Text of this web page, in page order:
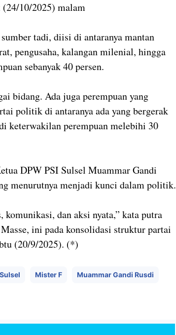
10/2025) malam
tadi, diisi di antaranya mantan
pengusaha, kalangan milenial, hingga
sebanyak 40 persen.
bidang. Ada juga perempuan yang
politik di antaranya ada yang bergerak
keterwakilan perempuan melebihi 30
DPW PSI Sulsel Muammar Gandi
menurutnya menjadi kunci dalam politik.
dan aksi nyata,” kata putra
ini pada konsolidasi struktur partai
(20/9/2025). (*)
Mister F Muammar Gandi Rusdi